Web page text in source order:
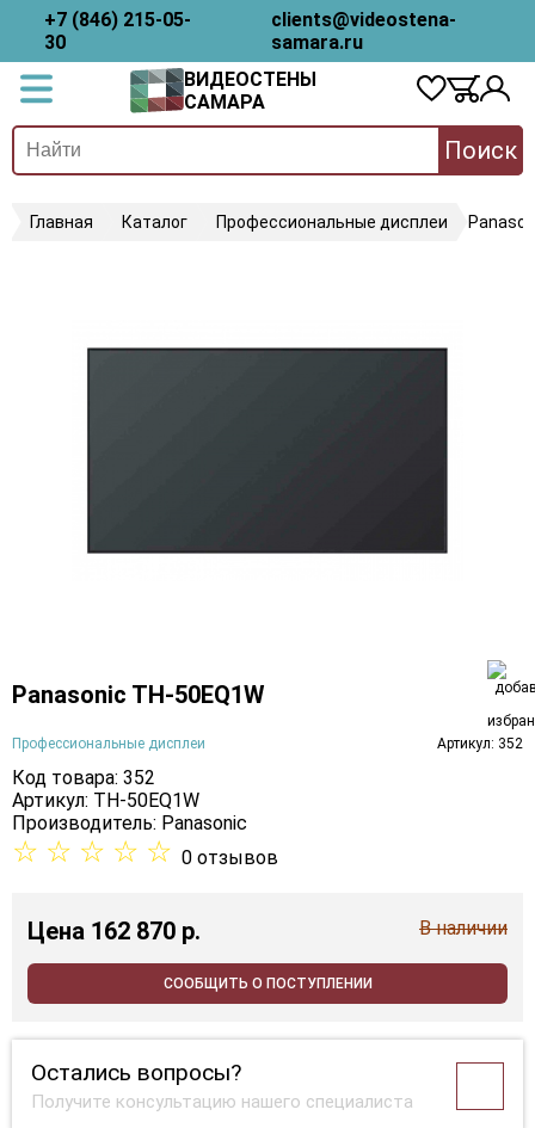
+7 (846) 215-05-
30
clients@videostena-
samara.ru
ВИДЕОСТЕНЫ
САМАРА
Поиск
Главная Каталог Профессиональные дисплеи
Panasonic TH-50EQ1W
Профессиональные дисплеи Артикул: 352
Код товара: 352
Артикул: TH-50EQ1W
Производитель: Panasonic
☆ ☆ ☆ ☆ ☆ 0 отзывов
Цена 162 870 p. В наличии
СООБЩИТЬ О ПОСТУПЛЕНИИ
Остались вопросы?
Получите консультацию нашего специалиста